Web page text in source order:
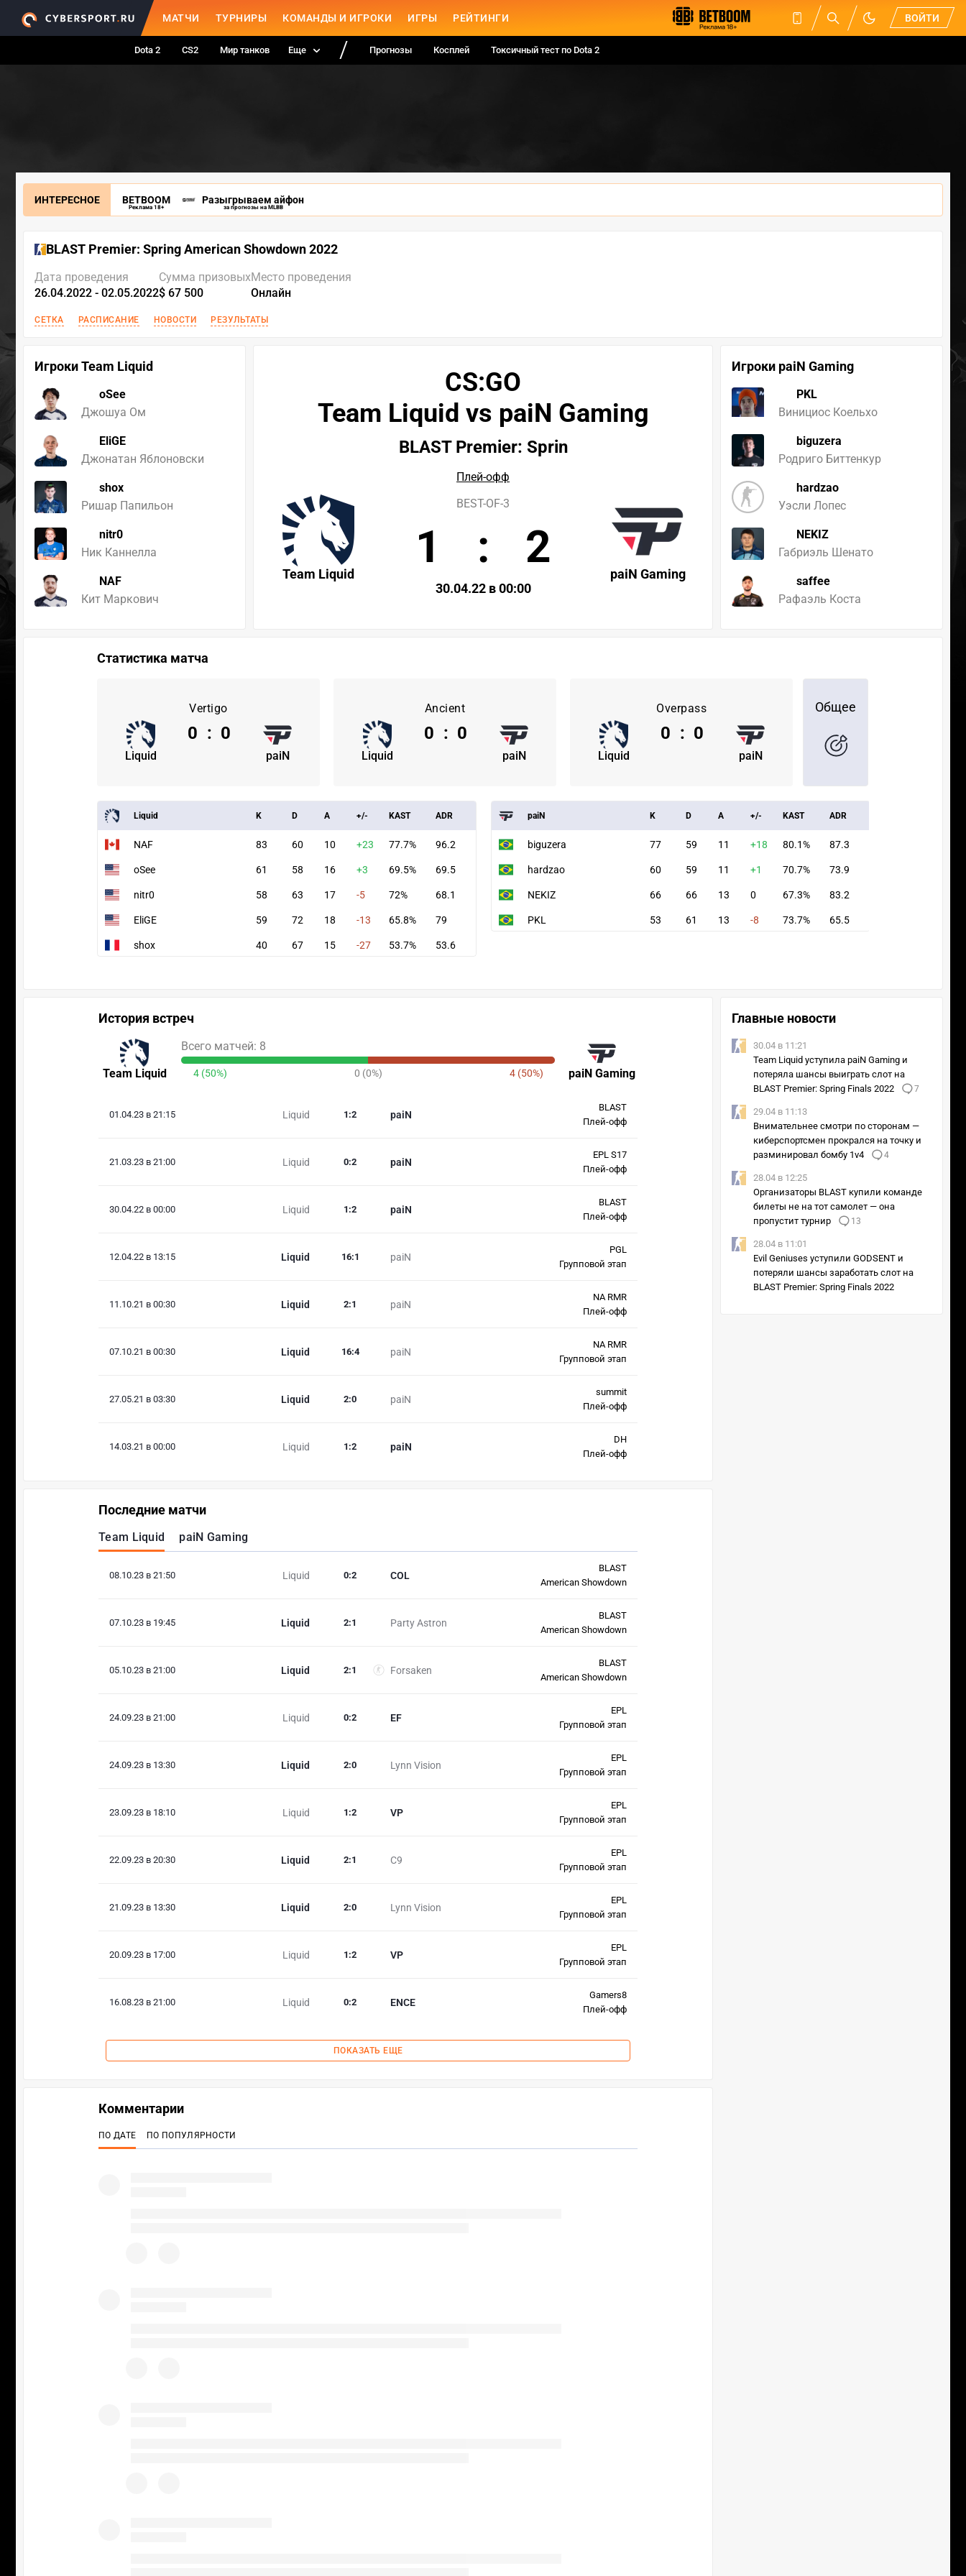
МАТЧИ ТУРНИРЫ КОМАНДЫ И ИГРОКИ ИГРЫ РЕЙТИНГИ ВОЙТИ
Dota 2 CS2 Мир танков Еще Прогнозы Косплей Токсичный тест по Dota 2
ИНТЕРЕСНОЕ BETBOOM
Реклама 18+
Разыгрываем айфон
за прогнозы на MLBB
BLAST Premier: Spring American Showdown 2022
Дата проведения
26.04.2022 - 02.05.2022
Сумма призовых
$ 67 500
Место проведения
Онлайн
СЕТКА РАСПИСАНИЕ НОВОСТИ РЕЗУЛЬТАТЫ
Игроки Team Liquid
oSee
Джошуа Ом
EliGE
Джонатан Яблоновски
shox
Ришар Папильон
nitr0
Ник Каннелла
NAF
Кит Маркович
Игроки paiN Gaming
PKL
Винициос Коельхо
biguzera
Родриго Биттенкур
hardzao
Уэсли Лопес
NEKIZ
Габриэль Шенато
saffee
Рафаэль Коста
CS:GO
Team Liquid vs paiN Gaming
BLAST Premier: Sprin
Плей-офф
Team Liquid paiN Gaming
BEST-OF-3
1 : 2
30.04.22 в 00:00
Статистика матча
Vertigo
Liquid paiN
0 : 0
Ancient
Liquid paiN
0 : 0
Overpass
Liquid paiN
0 : 0
Общее
Liquid K D A +/- KAST ADR
NAF 83 60 10 +23 77.7% 96.2
oSee 61 58 16 +3 69.5% 69.5
nitr0 58 63 17 -5 72% 68.1
EliGE 59 72 18 -13 65.8% 79
shox 40 67 15 -27 53.7% 53.6
paiN K D A +/- KAST ADR
biguzera 77 59 11 +18 80.1% 87.3
hardzao 60 59 11 +1 70.7% 73.9
NEKIZ 66 66 13 0 67.3% 83.2
PKL 53 61 13 -8 73.7% 65.5
История встреч
Team Liquid paiN Gaming
Всего матчей: 8
4 (50%) 0 (0%) 4 (50%)
01.04.23 в 21:15 Liquid paiN
1 :2
BLAST
Плей-офф
21.03.23 в 21:00 Liquid paiN
0:2
EPL S17
Плей-офф
30.04.22 в 00:00 Liquid paiN
1 :2
BLAST
Плей-офф
12.04.22 в 13:15 Liquid paiN
16:1
PGL
Групповой этап
11.10.21 в 00:30 Liquid paiN
2:1
NA RMR
Плей-офф
07.10.21 в 00:30 Liquid paiN
16:4
NA RMR
Групповой этап
27.05.21 в 03:30 Liquid paiN
2:0
summit
Плей-офф
14.03.21 в 00:00 Liquid paiN
1 :2
DH
Плей-офф
Последние матчи
Team Liquid paiN Gaming
08.10.23 в 21:50 Liquid COL
0:2
BLAST
American Showdown
07.10.23 в 19:45 Liquid Party Astron
2:1
BLAST
American Showdown
05.10.23 в 21:00 Liquid Forsaken
2:1
BLAST
American Showdown
24.09.23 в 21:00 Liquid EF
0:2
EPL
Групповой этап
24.09.23 в 13:30 Liquid Lynn Vision
2:0
EPL
Групповой этап
23.09.23 в 18:10 Liquid VP
1 :2
EPL
Групповой этап
22.09.23 в 20:30 Liquid C9
2:1
EPL
Групповой этап
21.09.23 в 13:30 Liquid Lynn Vision
2:0
EPL
Групповой этап
20.09.23 в 17:00 Liquid VP
1 :2
EPL
Групповой этап
16.08.23 в 21:00 Liquid ENCE
0:2
Gamers8
Плей-офф
ПОКАЗАТЬ ЕЩЕ
Главные новости
30.04 в 11:21
Team Liquid уступила paiN Gaming и
потеряла шансы выиграть слот на
BLAST Premier: Spring Finals 2022
7
29.04 в 11:13
Внимательнее смотри по сторонам —
киберспортсмен прокрался на точку и
разминировал бомбу 1v4
4
28.04 в 12:25
Организаторы BLAST купили команде
билеты не на тот самолет — она
пропустит турнир
13
28.04 в 11:01
Evil Geniuses уступили GODSENT и
потеряли шансы заработать слот на
BLAST Premier: Spring Finals 2022
Комментарии
ПО ДАТЕ ПО ПОПУЛЯРНОСТИ